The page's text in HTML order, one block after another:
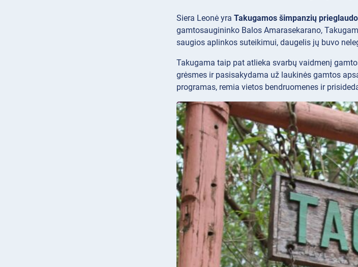
Siera Leonė yra Takugamos šimpanzių
gamtosaugininko Balos Amarasekarano,
saugios aplinkos suteikimui, daugelis jų buvo
Takugama taip pat atlieka svarbų vaidmenį
grėsmes ir pasisakydama už laukinės gamtos
programas, remia vietos bendruomenes ir